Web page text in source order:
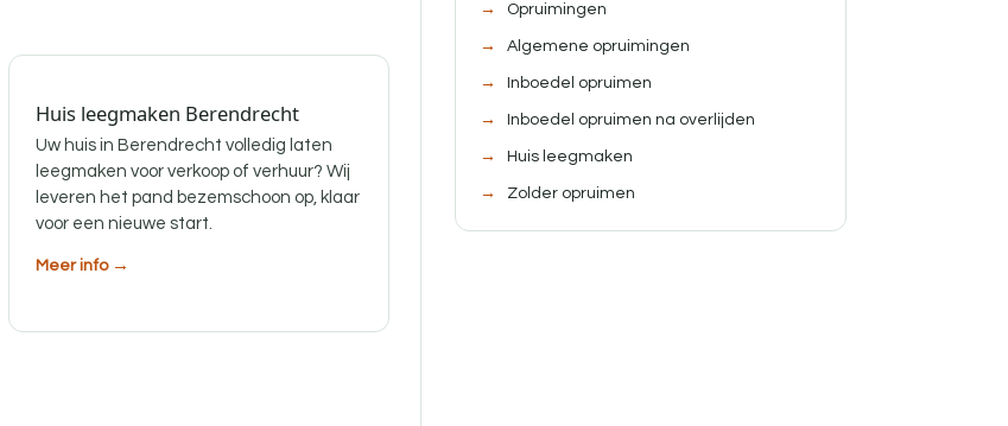
Huis leegmaken Berendrecht
Uw huis in Berendrecht volledig laten
leegmaken voor verkoop of verhuur? Wij
leveren het pand bezemschoon op, klaar
voor een nieuwe start.
Meer info →
Opruimingen
Algemene opruimingen
Inboedel opruimen
Inboedel opruimen na overlijden
Huis leegmaken
Zolder opruimen